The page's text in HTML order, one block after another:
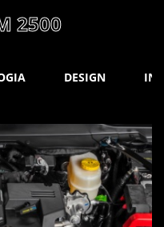
2500
DESIGN